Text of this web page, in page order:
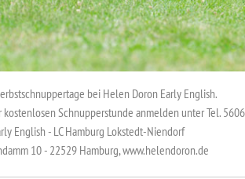
bei Helen Doron Early English.
kostenlosen Schnupperstunde anmelden unter Tel.
English - LC Hamburg Lokstedt-Niendorf
10 - 22529 Hamburg, www.helendoron.de